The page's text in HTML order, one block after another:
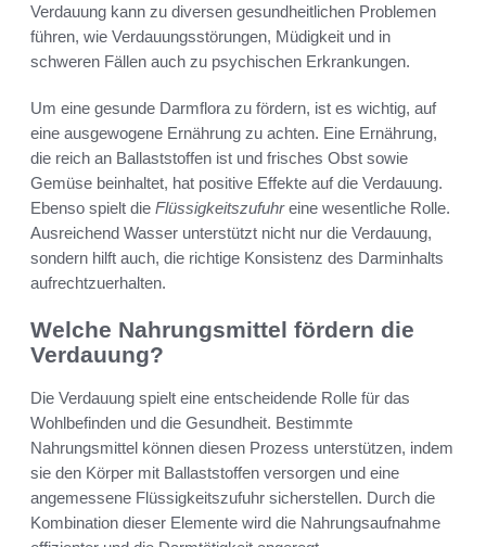
Verdauung kann zu diversen gesundheitlichen Problemen
führen, wie Verdauungsstörungen, Müdigkeit und in
schweren Fällen auch zu psychischen Erkrankungen.
Um eine gesunde Darmflora zu fördern, ist es wichtig, auf
eine ausgewogene Ernährung zu achten. Eine Ernährung,
die reich an Ballaststoffen ist und frisches Obst sowie
Gemüse beinhaltet, hat positive Effekte auf die Verdauung.
Ebenso spielt die Flüssigkeitszufuhreine wesentliche Rolle.
Ausreichend Wasser unterstützt nicht nur die Verdauung,
sondern hilft auch, die richtige Konsistenz des Darminhalts
aufrechtzuerhalten.
Welche Nahrungsmittel fördern die
Verdauung?
Die Verdauung spielt eine entscheidende Rolle für das
Wohlbefinden und die Gesundheit. Bestimmte
Nahrungsmittel können diesen Prozess unterstützen, indem
sie den Körper mit Ballaststoffen versorgen und eine
angemessene Flüssigkeitszufuhr sicherstellen. Durch die
Kombination dieser Elemente wird die Nahrungsaufnahme